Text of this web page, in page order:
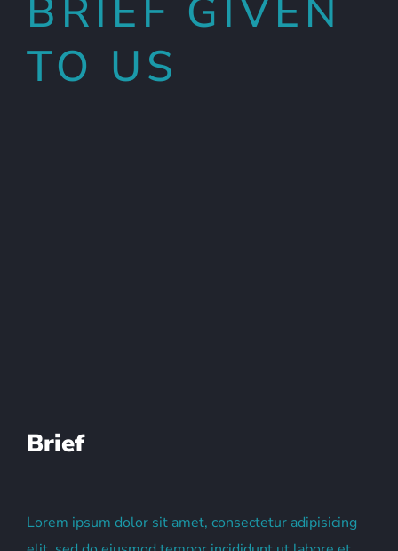
BRIEF GIVEN
TO US
Brief
Lorem ipsum dolor sit amet, consectetur adipisicing